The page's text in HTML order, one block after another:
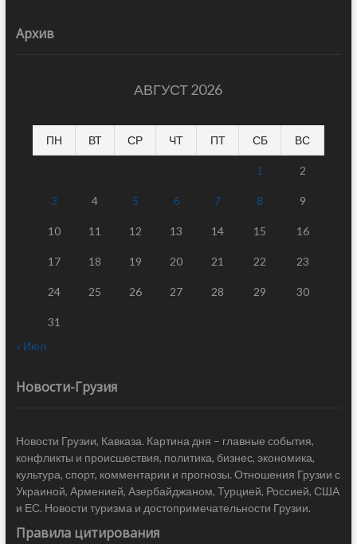
Архив
АВГУСТ 2026
ПН ВТ СР ЧТ ПТ СБ ВС
1 2
3 4 5 6 7 8 9
10 11 12 13 14 15 16
17 18 19 20 21 22 23
24 25 26 27 28 29 30
31
« Июл
Новости-Грузия
Новости Грузии, Кавказа. Картина дня – главные события,
конфликты и происшествия, политика, бизнес, экономика,
культура, спорт, комментарии и прогнозы. Отношения Грузии с
Украиной, Арменией, Азербайджаном, Турцией, Россией, США
и ЕС. Новости туризма и достопримечательности Грузии.
Правила цитирования